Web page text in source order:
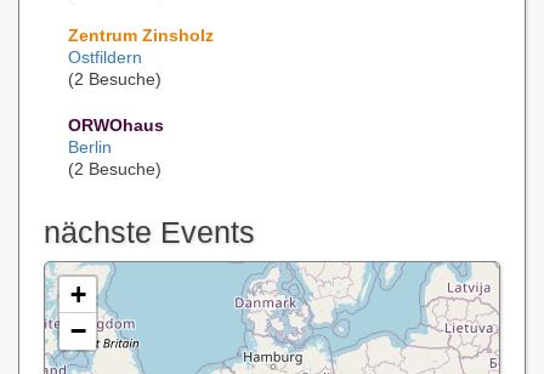
Zentrum Zinsholz
Ostfildern
(2 Besuche)
ORWOhaus
Berlin
(2 Besuche)
nächste Events
+
−